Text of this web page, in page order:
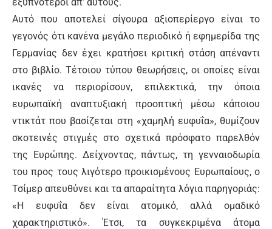
Αυτό που αποτελεί σίγουρα αξιοπερίεργο είναι το
γεγονός ότι κανένα μεγάλο περιοδικό ή εφημερίδα της
Γερμανίας δεν έχει κρατήσει κριτική στάση απέναντι
στο βιβλίο. Τέτοιου τύπου θεωρήσεις, οι οποίες είναι
ικανές να περιορίσουν, επιλεκτικά, την όποια
ευρωπαϊκή αναπτυξιακή προοπτική μέσω κάποιου
ντικτάτ που βασίζεται στη «χαμηλή ευφυΐα», θυμίζουν
σκοτεινές στιγμές στο σχετικά πρόσφατο παρελθόν
της Ευρώπης. Δείχνοντας, πάντως, τη γενναιοδωρία
του προς τους λιγότερο προικισμένους Ευρωπαίους, ο
Τσίμερ απευθύνει και τα απαραίτητα λόγια παρηγοριάς:
«Η ευφυΐα δεν είναι ατομικό, αλλά ομαδικό
χαρακτηριστικό». Έτσι, τα συγκεκριμένα άτομα